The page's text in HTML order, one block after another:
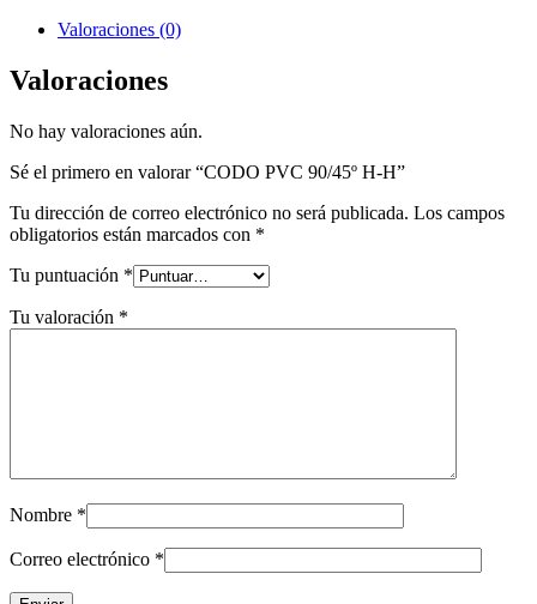
Valoraciones (0)
Valoraciones
No hay valoraciones aún.
Sé el primero en valorar “CODO PVC 90/45º H-H”
Tu dirección de correo electrónico no será publicada. Los campos
obligatorios están marcados con *
Tu puntuación *
Tu valoración *
Nombre *
Correo electrónico *